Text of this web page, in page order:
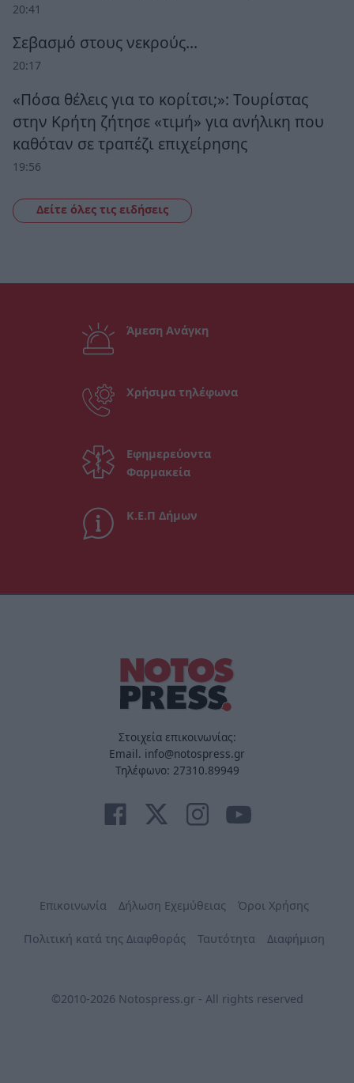
20:41
Σεβασμό στους νεκρούς…
20:17
«Πόσα θέλεις για το κορίτσι;»: Τουρίστας
στην Κρήτη ζήτησε «τιμή» για ανήλικη που
καθόταν σε τραπέζι επιχείρησης
19:56
Δείτε όλες τις ειδήσεις
Άμεση Ανάγκη
Χρήσιμα τηλέφωνα
Εφημερεύοντα
Φαρμακεία
Κ.Ε.Π Δήμων
Στοιχεία επικοινωνίας:
Email. info@notospress.gr
Τηλέφωνο: 27310.89949
Επικοινωνία Δήλωση Εχεμύθειας Όροι Χρήσης
Πολιτική κατά της Διαφθοράς Ταυτότητα Διαφήμιση
©2010-2026 Notospress.gr - All rights reserved